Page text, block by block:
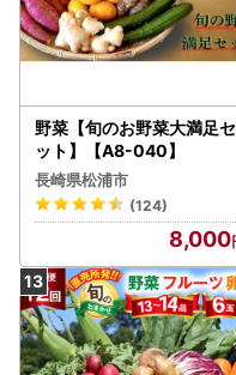
野菜【旬のお野菜大満足セ
ット】【A8-040】
長崎県松浦市
(124)
8,000